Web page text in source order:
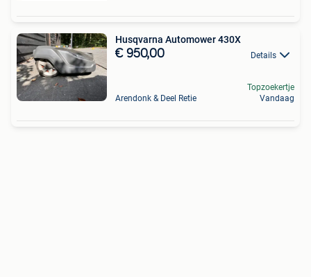
Husqvarna Automower 430X
€ 950,00 Details
Arendonk & Deel Retie
Topzoekertje
Vandaag